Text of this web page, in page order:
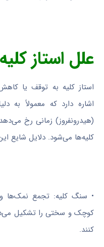
علل استاز کلیه
استاز کلیه به توقف یا
اشاره دارد که معمولاً به
(هیدرونفروز) زمانی رخ
کلیه‌ها می‌شود. دلایل شایع
• سنگ کلیه: تجمع نمک‌ها
کوچک و سختی را تشکیل
کنند.